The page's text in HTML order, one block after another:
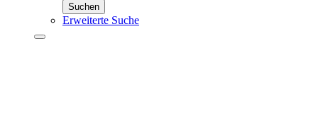
Suchen
Erweiterte Suche